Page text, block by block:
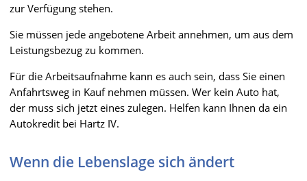
zur Verfügung stehen.
Sie müssen jede angebotene Arbeit annehmen, um aus dem
Leistungsbezug zu kommen.
Für die Arbeitsaufnahme kann es auch sein, dass Sie einen
Anfahrtsweg in Kauf nehmen müssen. Wer kein Auto hat,
der muss sich jetzt eines zulegen. Helfen kann Ihnen da ein
Autokredit bei Hartz IV.
Wenn die Lebenslage sich ändert